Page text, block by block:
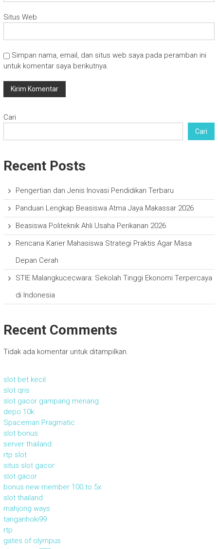
Situs Web
Simpan nama, email, dan situs web saya pada peramban ini
untuk komentar saya berikutnya.
Cari
Cari
Recent Posts
Pengertian dan Jenis Inovasi Pendidikan Terbaru
Panduan Lengkap Beasiswa Atma Jaya Makassar 2026
Beasiswa Politeknik Ahli Usaha Perikanan 2026
Rencana Karier Mahasiswa Strategi Praktis Agar Masa
Depan Cerah
STIE Malangkucecwara: Sekolah Tinggi Ekonomi Terpercaya
di Indonesia
Recent Comments
Tidak ada komentar untuk ditampilkan.
slot bet kecil
slot qris
slot gacor gampang menang
depo 10k
Spaceman Pragmatic
slot bonus
server thailand
rtp slot
situs slot gacor
slot gacor
bonus new member 100 to 5x
slot thailand
mahjong ways
tanganhoki99
rtp
gates of olympus